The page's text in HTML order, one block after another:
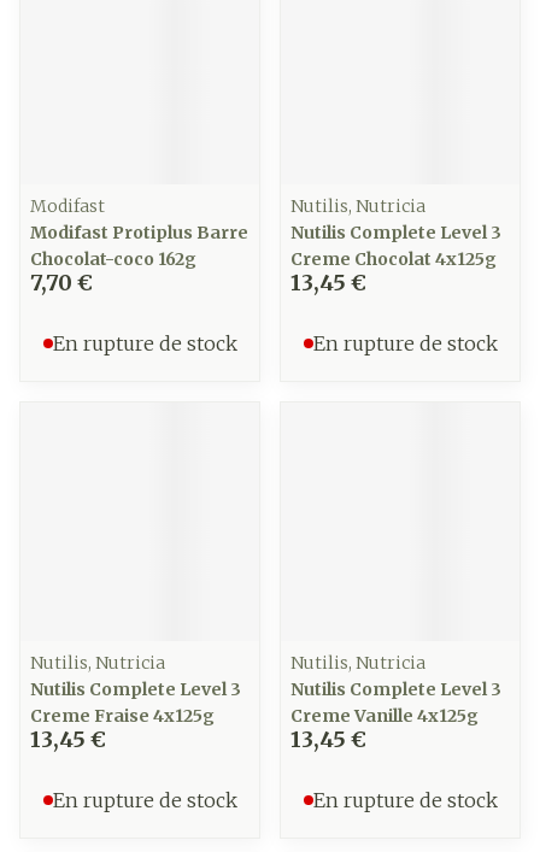
Modifast
Modifast Protiplus Barre
Chocolat-coco 162g
7,70 €
En rupture de stock
Nutilis, Nutricia
Nutilis Complete Level 3
Creme Chocolat 4x125g
13,45 €
En rupture de stock
Nutilis, Nutricia
Nutilis Complete Level 3
Creme Fraise 4x125g
13,45 €
En rupture de stock
Nutilis, Nutricia
Nutilis Complete Level 3
Creme Vanille 4x125g
13,45 €
En rupture de stock